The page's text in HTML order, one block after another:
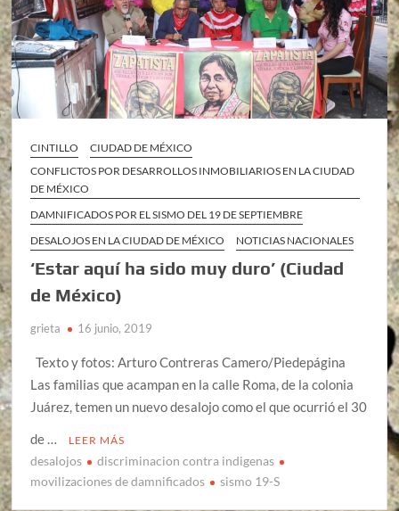
CINTILLO
CIUDAD DE MÉXICO
CONFLICTOS POR DESARROLLOS INMOBILIARIOS EN LA CIUDAD
DE MÉXICO
DAMNIFICADOS POR EL SISMO DEL 19 DE SEPTIEMBRE
DESALOJOS EN LA CIUDAD DE MÉXICO
NOTICIAS NACIONALES
‘Estar aquí ha sido muy duro’ (Ciudad
de México)
grieta 16 junio, 2019
Texto y fotos: Arturo Contreras Camero/Piedepágina
Las familias que acampan en la calle Roma, de la colonia
Juárez, temen un nuevo desalojo como el que ocurrió el 30
de …
LEER MÁS
desalojos
discriminacion contra indigenas
movilizaciones de damnificados
sismo 19-S